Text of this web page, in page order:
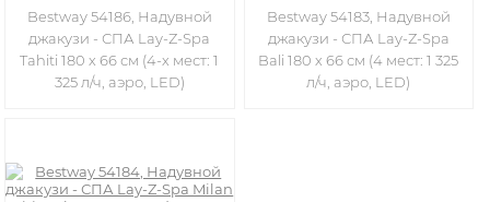
Bestway 54186, Надувной
джакузи - СПА Lay-Z-Spa
Tahiti 180 х 66 см (4-х мест: 1
325 л/ч, аэро, LED)
Bestway 54183, Надувной
джакузи - СПА Lay-Z-Spa
Bali 180 х 66 см (4 мест: 1 325
л/ч, аэро, LED)